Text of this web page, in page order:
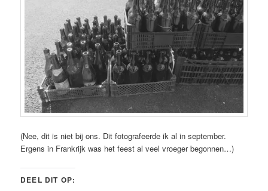
(Nee, dit is niet bij ons. Dit fotografeerde ik al in september.
Ergens in Frankrijk was het feest al veel vroeger begonnen…)
DEEL DIT OP: